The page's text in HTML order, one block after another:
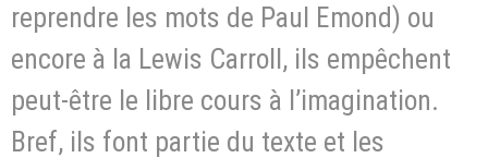
reprendre les mots de Paul Emond) ou
encore à la Lewis Carroll, ils empêchent
peut-être le libre cours à l’imagination.
Bref, ils font partie du texte et les